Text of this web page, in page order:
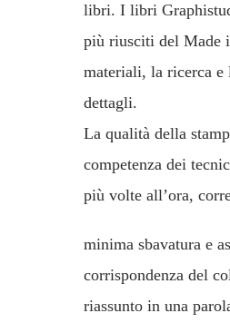
libri. I libri
più riusciti del Made
materiali, la ricerca e
dettagli.
La qualità della
competenza dei
più volte all’ora,
minima sbavatura e
corrispondenza del
riassunto in una